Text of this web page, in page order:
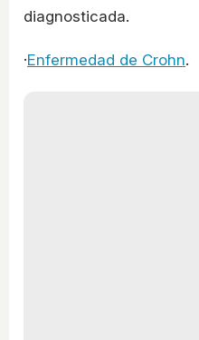
diagnosticada.
·Enfermedad de Crohn.